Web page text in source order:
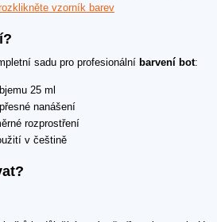
vzorník barev
sadu pro profesionální barvení bot:
25 ml
nanášení
rozprostření
v češtině